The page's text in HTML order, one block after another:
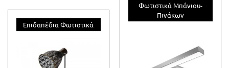
Επιδαπέδια Φωτιστικά
Φωτιστικά Μπάνιου-
Πινάκων